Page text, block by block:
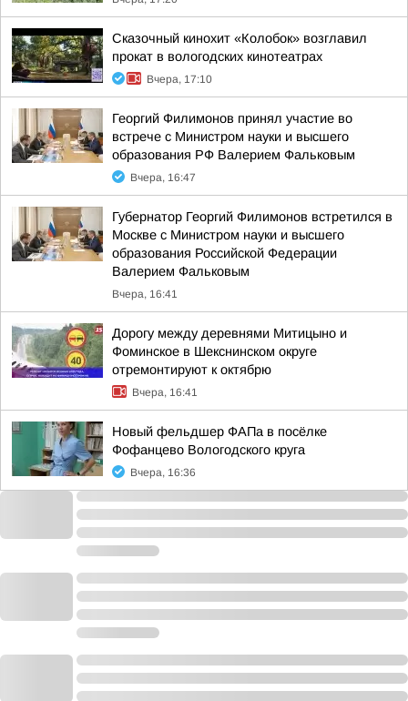
Сказочный кинохит «Колобок» возглавил
прокат в вологодских кинотеатрах
Вчера, 17:10
Георгий Филимонов принял участие во
встрече с Министром науки и высшего
образования РФ Валерием Фальковым
Вчера, 16:47
Губернатор Георгий Филимонов встретился в
Москве с Министром науки и высшего
образования Российской Федерации
Валерием Фальковым
Вчера, 16:41
Дорогу между деревнями Митицыно и
Фоминское в Шекснинском округе
отремонтируют к октябрю
Вчера, 16:41
Новый фельдшер ФАПа в посёлке
Фофанцево Вологодского круга
Вчера, 16:36